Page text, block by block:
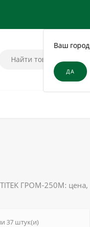
Ваш город
ГРОМ-250М: цена,
37 штук(и)